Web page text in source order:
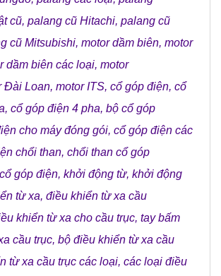
cũ, palang cũ Hitachi, palang cũ
cũ Mitsubishi, motor dầm biên, motor
dầm biên các loại, motor
Đài Loan, motor ITS, cổ góp điện, cổ
, cổ góp điện 4 pha, bộ cổ góp
cho máy đóng gói, cổ góp điện các
chổi than, chổi than cổ góp
góp điện, khởi động từ, khởi động
từ xa, điều khiển từ xa cầu
khiển từ xa cho cầu trục, tay bấm
cầu trục, bộ điều khiển từ xa cầu
từ xa cầu trục các loại, các loại điều